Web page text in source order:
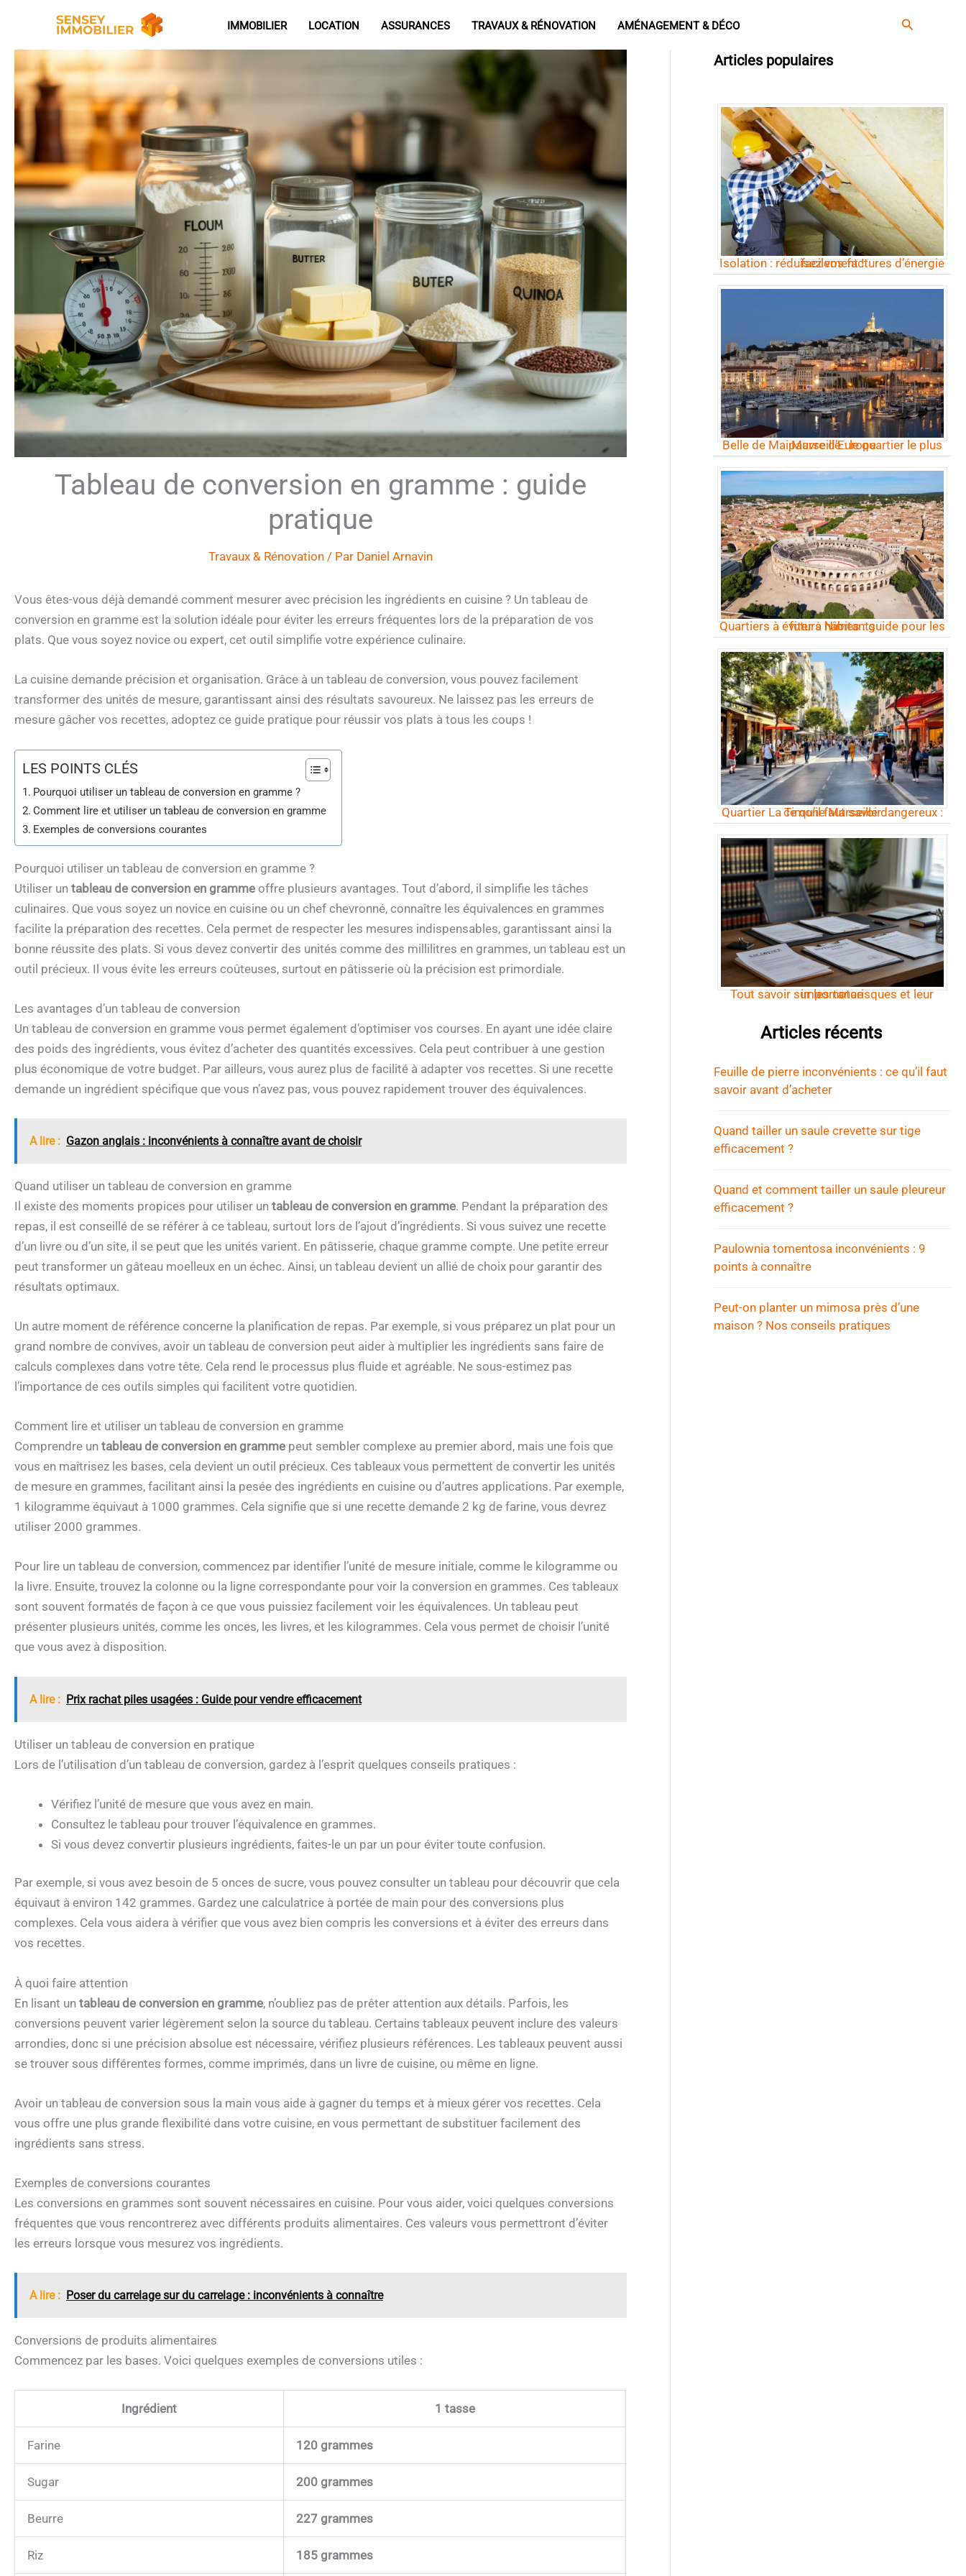
contenu
IMMOBILIER LOCATION ASSURANCES TRAVAUX & RÉNOVATION AMÉNAGEMENT & DÉCO Rechercher
Tableau de conversion en gramme : guide
pratique
Travaux & Rénovation/ Par Daniel Arnavin
Vous êtes-vous déjà demandé comment mesurer avec précision les ingrédients en cuisine ? Un tableau de
conversion en gramme est la solution idéale pour éviter les erreurs fréquentes lors de la préparation de vos
plats. Que vous soyez novice ou expert, cet outil simplifie votre expérience culinaire.
La cuisine demande précision et organisation. Grâce à un tableau de conversion, vous pouvez facilement
transformer des unités de mesure, garantissant ainsi des résultats savoureux. Ne laissez pas les erreurs de
mesure gâcher vos recettes, adoptez ce guide pratique pour réussir vos plats à tous les coups !
LES POINTS CLÉS
Pourquoi utiliser un tableau de conversion en gramme ?
Comment lire et utiliser un tableau de conversion en gramme
Exemples de conversions courantes
Pourquoi utiliser un tableau de conversion en gramme ?
Utiliser un tableau de conversion en gramme offre plusieurs avantages. Tout d’abord, il simplifie les tâches
culinaires. Que vous soyez un novice en cuisine ou un chef chevronné, connaître les équivalences en grammes
facilite la préparation des recettes. Cela permet de respecter les mesures indispensables, garantissant ainsi la
bonne réussite des plats. Si vous devez convertir des unités comme des millilitres en grammes, un tableau est un
outil précieux. Il vous évite les erreurs coûteuses, surtout en pâtisserie où la précision est primordiale.
Les avantages d’un tableau de conversion
Un tableau de conversion en gramme vous permet également d’optimiser vos courses. En ayant une idée claire
des poids des ingrédients, vous évitez d’acheter des quantités excessives. Cela peut contribuer à une gestion
plus économique de votre budget. Par ailleurs, vous aurez plus de facilité à adapter vos recettes. Si une recette
demande un ingrédient spécifique que vous n’avez pas, vous pouvez rapidement trouver des équivalences.
A lire : Gazon anglais : inconvénients à connaître avant de choisir
Quand utiliser un tableau de conversion en gramme
Il existe des moments propices pour utiliser un tableau de conversion en gramme. Pendant la préparation des
repas, il est conseillé de se référer à ce tableau, surtout lors de l’ajout d’ingrédients. Si vous suivez une recette
d’un livre ou d’un site, il se peut que les unités varient. En pâtisserie, chaque gramme compte. Une petite erreur
peut transformer un gâteau moelleux en un échec. Ainsi, un tableau devient un allié de choix pour garantir des
résultats optimaux.
Un autre moment de référence concerne la planification de repas. Par exemple, si vous préparez un plat pour un
grand nombre de convives, avoir un tableau de conversion peut aider à multiplier les ingrédients sans faire de
calculs complexes dans votre tête. Cela rend le processus plus fluide et agréable. Ne sous-estimez pas
l’importance de ces outils simples qui facilitent votre quotidien.
Comment lire et utiliser un tableau de conversion en gramme
Comprendre un tableau de conversion en gramme peut sembler complexe au premier abord, mais une fois que
vous en maîtrisez les bases, cela devient un outil précieux. Ces tableaux vous permettent de convertir les unités
de mesure en grammes, facilitant ainsi la pesée des ingrédients en cuisine ou d’autres applications. Par exemple,
1 kilogramme équivaut à 1000 grammes. Cela signifie que si une recette demande 2 kg de farine, vous devrez
utiliser 2000 grammes.
Pour lire un tableau de conversion, commencez par identifier l’unité de mesure initiale, comme le kilogramme ou
la livre. Ensuite, trouvez la colonne ou la ligne correspondante pour voir la conversion en grammes. Ces tableaux
sont souvent formatés de façon à ce que vous puissiez facilement voir les équivalences. Un tableau peut
présenter plusieurs unités, comme les onces, les livres, et les kilogrammes. Cela vous permet de choisir l’unité
que vous avez à disposition.
A lire : Prix rachat piles usagées : Guide pour vendre efficacement
Utiliser un tableau de conversion en pratique
Lors de l’utilisation d’un tableau de conversion, gardez à l’esprit quelques conseils pratiques :
Vérifiez l’unité de mesure que vous avez en main.
Consultez le tableau pour trouver l’équivalence en grammes.
Si vous devez convertir plusieurs ingrédients, faites-le un par un pour éviter toute confusion.
Par exemple, si vous avez besoin de 5 onces de sucre, vous pouvez consulter un tableau pour découvrir que cela
équivaut à environ 142 grammes. Gardez une calculatrice à portée de main pour des conversions plus
complexes. Cela vous aidera à vérifier que vous avez bien compris les conversions et à éviter des erreurs dans
vos recettes.
À quoi faire attention
En lisant un tableau de conversion en gramme, n’oubliez pas de prêter attention aux détails. Parfois, les
conversions peuvent varier légèrement selon la source du tableau. Certains tableaux peuvent inclure des valeurs
arrondies, donc si une précision absolue est nécessaire, vérifiez plusieurs références. Les tableaux peuvent aussi
se trouver sous différentes formes, comme imprimés, dans un livre de cuisine, ou même en ligne.
Avoir un tableau de conversion sous la main vous aide à gagner du temps et à mieux gérer vos recettes. Cela
vous offre une plus grande flexibilité dans votre cuisine, en vous permettant de substituer facilement des
ingrédients sans stress.
Exemples de conversions courantes
Les conversions en grammes sont souvent nécessaires en cuisine. Pour vous aider, voici quelques conversions
fréquentes que vous rencontrerez avec différents produits alimentaires. Ces valeurs vous permettront d’éviter
les erreurs lorsque vous mesurez vos ingrédients.
A lire : Poser du carrelage sur du carrelage : inconvénients à connaître
Conversions de produits alimentaires
Commencez par les bases. Voici quelques exemples de conversions utiles :
Ingrédient 1 tasse
Farine 120 grammes
Sugar 200 grammes
Beurre 227 grammes
Riz 185 grammes
Articles populaires
Isolation : réduisez vos factures d’énergie facilement !
Belle de Mai Marseille : le quartier le plus pauvre d’Europe
Quartiers à éviter à Nîmes : guide pour les futurs habitants
Quartier La Timone Marseille dangereux : ce qu’il faut savoir
Tout savoir sur les notarisques et leur importance
Articles récents
Feuille de pierre inconvénients : ce qu’il faut
savoir avant d’acheter
Quand tailler un saule crevette sur tige
efficacement ?
Quand et comment tailler un saule pleureur
efficacement ?
Paulownia tomentosa inconvénients : 9
points à connaître
Peut-on planter un mimosa près d’une
maison ? Nos conseils pratiques